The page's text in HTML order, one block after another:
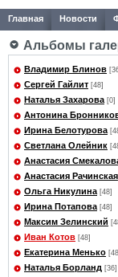
Главная Новости
Альбомы
Владимир Блинов
Сергей Гайлит [48]
Наталья Захарова [0]
Антонина
Ирина Белотурова
Светлана Олейник
Анастасия
Анастасия Рачинская
Ольга Никулина [48]
Ирина Потапова [48]
Максим Зелинский
Иван Котов [48]
Екатерина Менько
Наталья Борланд [36]